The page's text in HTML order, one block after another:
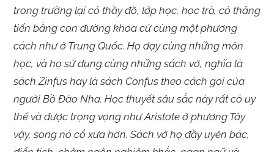
trong trường lại có thầy đồ, lớp học, học trò, có thăng
tiến bằng con đường khoa cử cùng một phương
cách như ở Trung Quốc. Họ dạy cùng những môn
học, và họ sử dụng cùng những sách vở, nghĩa là
sách Zinfus hay là sách Confus theo cách gọi của
người Bồ Đào Nha. Học thuyết sâu sắc này rất có uy
thế và được trọng vọng như Aristote ở phương Tây
vậy, song nó cổ xưa hơn. Sách vở họ đầy uyên bác,